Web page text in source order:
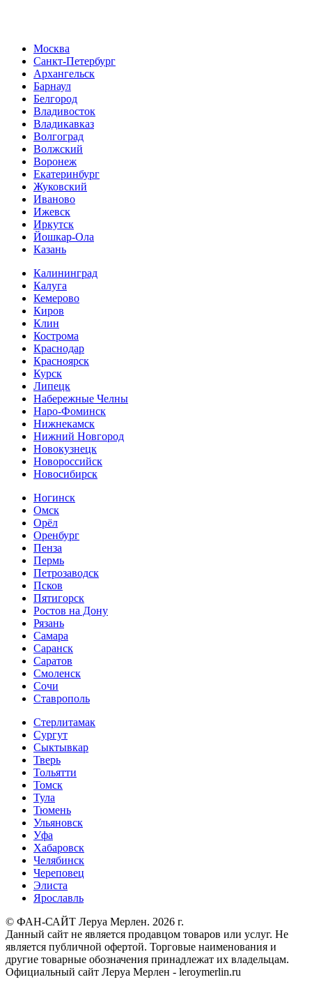
Москва
Санкт-Петербург
Архангельск
Барнаул
Белгород
Владивосток
Владикавказ
Волгоград
Волжский
Воронеж
Екатеринбург
Жуковский
Иваново
Ижевск
Иркутск
Йошкар-Ола
Казань
Калининград
Калуга
Кемерово
Киров
Клин
Кострома
Краснодар
Красноярск
Курск
Липецк
Набережные Челны
Наро-Фоминск
Нижнекамск
Нижний Новгород
Новокузнецк
Новороссийск
Новосибирск
Ногинск
Омск
Орёл
Оренбург
Пенза
Пермь
Петрозаводск
Псков
Пятигорск
Ростов на Дону
Рязань
Самара
Саранск
Саратов
Смоленск
Сочи
Ставрополь
Стерлитамак
Сургут
Сыктывкар
Тверь
Тольятти
Томск
Тула
Тюмень
Ульяновск
Уфа
Хабаровск
Челябинск
Череповец
Элиста
Ярославль
© ФАН-САЙТ Леруа Мерлен. 2026 г.
Данный сайт не является продавцом товаров или услуг. Не
является публичной офертой. Торговые наименования и
другие товарные обозначения принадлежат их владельцам.
Официальный сайт Леруа Мерлен - leroymerlin.ru